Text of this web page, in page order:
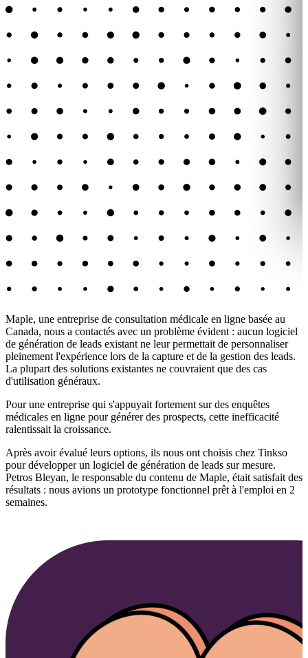
Maple, une entreprise de consultation médicale en ligne basée au
Canada, nous a contactés avec un problème évident : aucun logiciel
de génération de leads existant ne leur permettait de personnaliser
pleinement l'expérience lors de la capture et de la gestion des leads.
La plupart des solutions existantes ne couvraient que des cas
d'utilisation généraux.
Pour une entreprise qui s'appuyait fortement sur des enquêtes
médicales en ligne pour générer des prospects, cette inefficacité
ralentissait la croissance.
Après avoir évalué leurs options, ils nous ont choisis chez Tinkso
pour développer un logiciel de génération de leads sur mesure.
Petros Bleyan, le responsable du contenu de Maple, était satisfait des
résultats : nous avions un prototype fonctionnel prêt à l'emploi en 2
semaines.